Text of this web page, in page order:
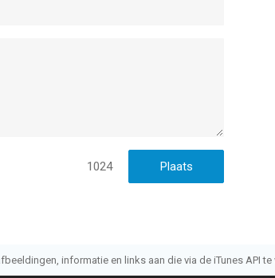
1024
informatie en links aan die via de iTunes API te